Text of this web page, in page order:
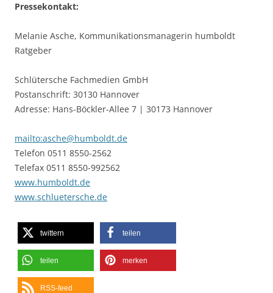
Pressekontakt:
Melanie Asche, Kommunikationsmanagerin humboldt
Ratgeber
Schlütersche Fachmedien GmbH
Postanschrift: 30130 Hannover
Adresse: Hans-Böckler-Allee 7 | 30173 Hannover
mailto:asche@humboldt.de
Telefon 0511 8550-2562
Telefax 0511 8550-992562
www.humboldt.de
www.schluetersche.de
twittern teilen
teilen merken
RSS-feed